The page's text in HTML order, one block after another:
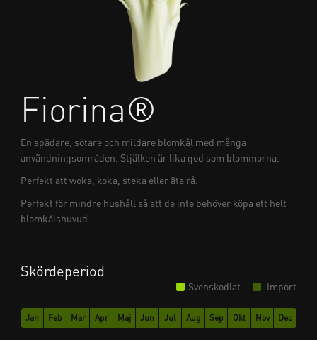
Fiorina®
En spädare, sötare och mildare blomkål med många
användningsområden. Stjälken är lika god som blommorna.
Perfekt att woka, koka, steka eller äta rå.
Perfekt för mindre hushåll så att de inte behöver köpa ett helt
blomkålshuvud.
Skördeperiod
Svenskodlat Import
Jan Feb Mar Apr Maj Jun Jul Aug Sep Okt Nov Dec